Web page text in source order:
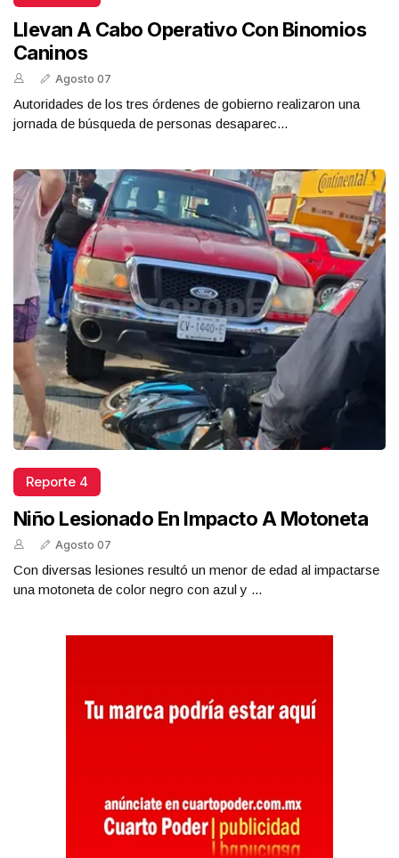
Llevan A Cabo Operativo Con Binomios
Caninos
Agosto 07
Autoridades de los tres órdenes de gobierno realizaron una
jornada de búsqueda de personas desaparec...
Reporte 4
Niño Lesionado En Impacto A Motoneta
Agosto 07
Con diversas lesiones resultó un menor de edad al impactarse
una motoneta de color negro con azul y ...